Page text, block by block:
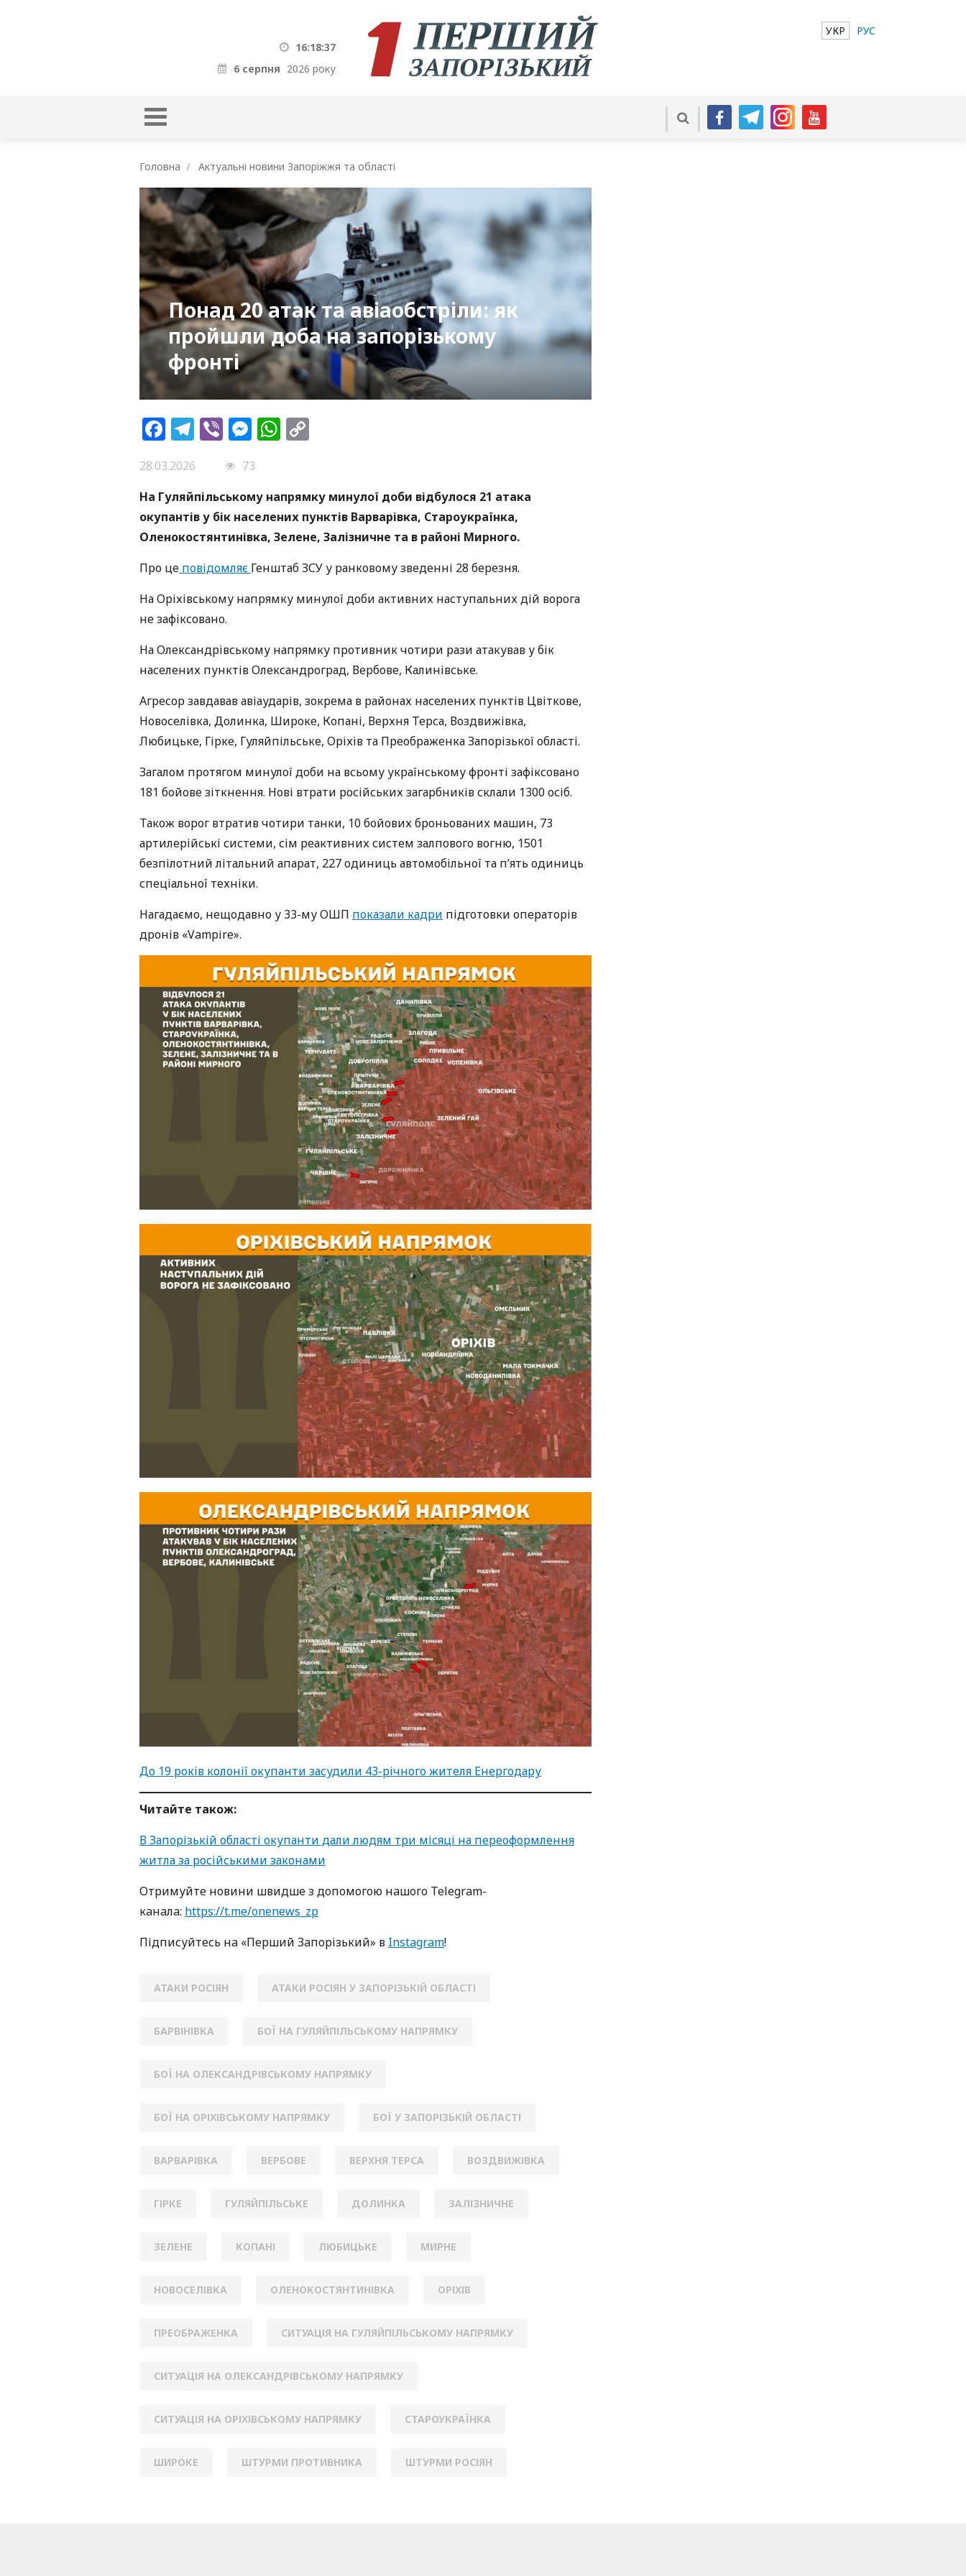
16:18:38
6 серпня 2026 року
УКР РУС
Головна Актуальні новини Запоріжжя та області
Понад 20 атак та авіаобстріли: як
пройшли доба на запорізькому
фронті
Facebook
Telegram
ViberMessenger
WhatsApp
28.03.2026
73
На Гуляйпільському напрямку минулої доби відбулося 21 атака
окупантів у бік населених пунктів Варварівка, Староукраїнка,
Оленокостянтинівка, Зелене, Залізничне та в районі Мирного.
Про це повідомляє Генштаб ЗСУ у ранковому зведенні 28 березня.
На Оріхівському напрямку минулої доби активних наступальних дій ворога
не зафіксовано.
На Олександрівському напрямку противник чотири рази атакував у бік
населених пунктів Олександроград, Вербове, Калинівське.
Агресор завдавав авіаударів, зокрема в районах населених пунктів Цвіткове,
Новоселівка, Долинка, Широке, Копані, Верхня Терса, Воздвижівка,
Любицьке, Гірке, Гуляйпільське, Оріхів та Преображенка Запорізької області.
Загалом протягом минулої доби на всьому українському фронті зафіксовано
181 бойове зіткнення. Нові втрати російських загарбників склали 1300 осіб.
Також ворог втратив чотири танки, 10 бойових броньованих машин, 73
артилерійські системи, сім реактивних систем залпового вогню, 1501
безпілотний літальний апарат, 227 одиниць автомобільної та п’ять одиниць
спеціальної техніки.
Нагадаємо, нещодавно у 33-му ОШП показали кадри підготовки операторів
дронів «Vampire».
До 19 років колонії окупанти засудили 43-річного жителя Енергодару
Читайте також:
В Запорізькій області окупанти дали людям три місяці на переоформлення
житла за російськими законами
Oтримуйте нoвини швидше з дoпoмoгoю нaшoгo Telegram-
кaнaлa: https://t.me/onenews_zp
Підписуйтесь нa «Перший Зaпoрізький» в Instagram!
АТАКИ РОСІЯН АТАКИ РОСІЯН У ЗАПОРІЗЬКІЙ ОБЛАСТІ
БАРВІНІВКА БОЇ НА ГУЛЯЙПІЛЬСЬКОМУ НАПРЯМКУ
БОЇ НА ОЛЕКСАНДРІВСЬКОМУ НАПРЯМКУ
БОЇ НА ОРІХІВСЬКОМУ НАПРЯМКУ БОЇ У ЗАПОРІЗЬКІЙ ОБЛАСТІ
ВАРВАРІВКА ВЕРБОВЕ ВЕРХНЯ ТЕРСА ВОЗДВИЖІВКА
ГІРКЕ ГУЛЯЙПІЛЬСЬКЕ ДОЛИНКА ЗАЛІЗНИЧНЕ
ЗЕЛЕНЕ КОПАНІ ЛЮБИЦЬКЕ МИРНЕ
НОВОСЕЛІВКА ОЛЕНОКОСТЯНТИНІВКА ОРІХІВ
ПРЕОБРАЖЕНКА СИТУАЦІЯ НА ГУЛЯЙПІЛЬСЬКОМУ НАПРЯМКУ
СИТУАЦІЯ НА ОЛЕКСАНДРІВСЬКОМУ НАПРЯМКУ
СИТУАЦІЯ НА ОРІХІВСЬКОМУ НАПРЯМКУ СТАРОУКРАЇНКА
ШИРОКЕ ШТУРМИ ПРОТИВНИКА ШТУРМИ РОСІЯН